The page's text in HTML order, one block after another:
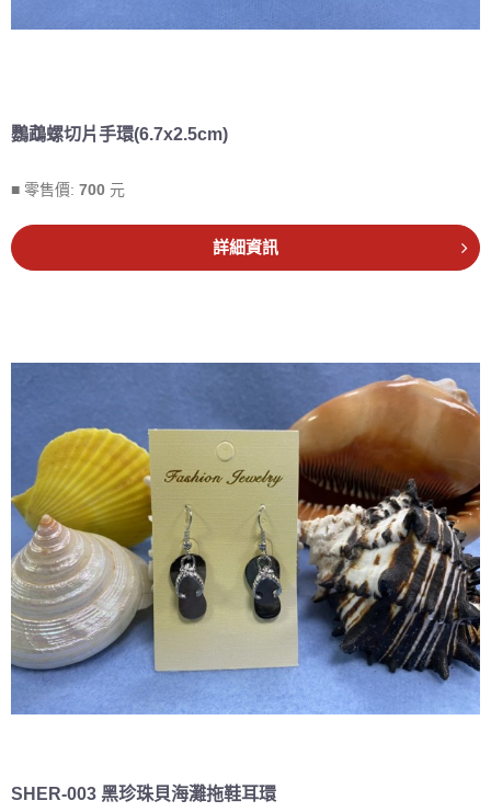
鸚鵡螺切片手環(6.7x2.5cm)
■ 零售價: 700 元
詳細資訊
SHER-003 黑珍珠貝海灘拖鞋耳環